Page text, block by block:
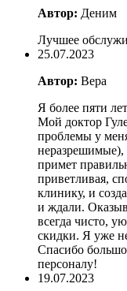
Автор: Деним
Лучшее
25.07.2023
Автор: Вера
Я более пяти
Мой доктор
проблемы у
неразрешимые),
примет
приветливая,
клинику, и
и ждали.
всегда чисто,
скидки. Я уже
Спасибо
персоналу!
19.07.2023